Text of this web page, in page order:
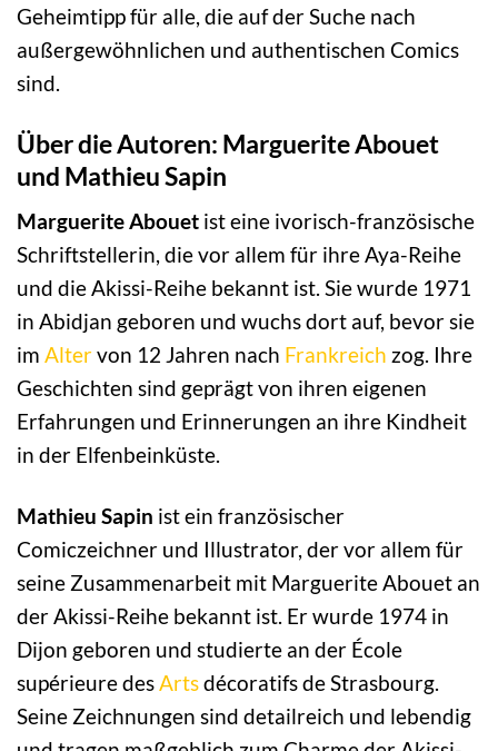
Geheimtipp für alle, die auf der Suche nach
außergewöhnlichen und authentischen Comics
sind.
Über die Autoren: Marguerite Abouet
und Mathieu Sapin
Marguerite Abouet ist eine ivorisch-französische
Schriftstellerin, die vor allem für ihre Aya-Reihe
und die Akissi-Reihe bekannt ist. Sie wurde 1971
in Abidjan geboren und wuchs dort auf, bevor sie
im Altervon 12 Jahren nach Frankreich zog. Ihre
Geschichten sind geprägt von ihren eigenen
Erfahrungen und Erinnerungen an ihre Kindheit
in der Elfenbeinküste.
Mathieu Sapin ist ein französischer
Comiczeichner und Illustrator, der vor allem für
seine Zusammenarbeit mit Marguerite Abouet an
der Akissi-Reihe bekannt ist. Er wurde 1974 in
Dijon geboren und studierte an der École
supérieure desArtsdécoratifs de Strasbourg.
Seine Zeichnungen sind detailreich und lebendig